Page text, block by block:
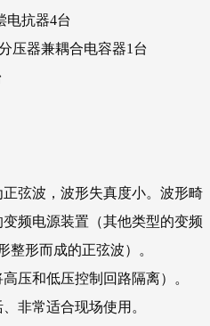
电抗器4台
压器兼耦合电容器1台
弦波，波形失真度小。波形畸
频电源装置（其他类型的变频
整形而成的正弦波）。
压和低压控制回路隔离）。
非常适合现场使用。